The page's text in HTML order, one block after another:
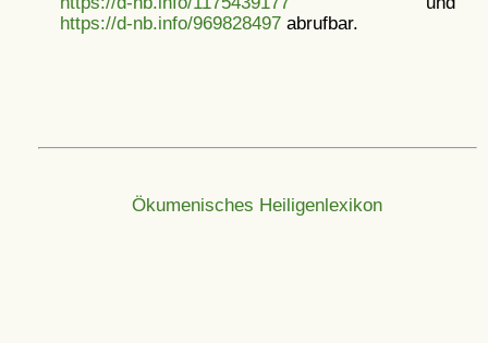
https://d-nb.info/969828497abrufbar.
Ökumenisches Heiligenlexikon